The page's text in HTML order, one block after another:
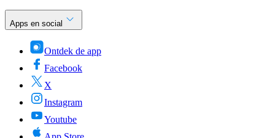
Apps en social
Ontdek de app
Facebook
X
Instagram
Youtube